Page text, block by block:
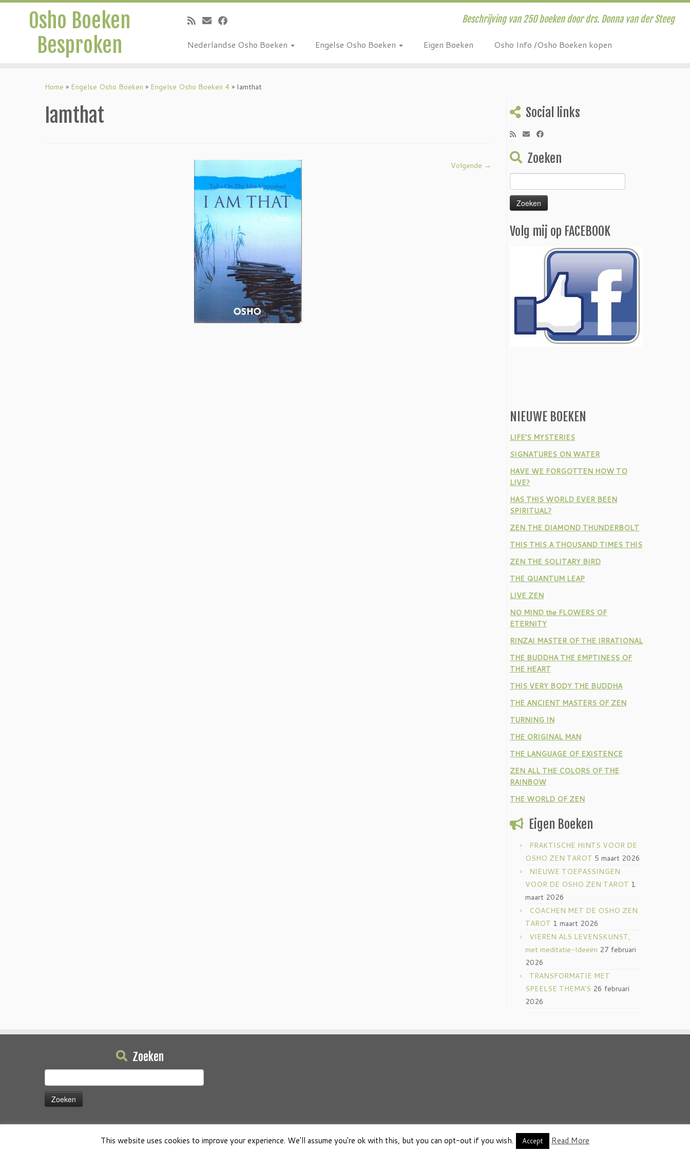
Osho Boeken
Besproken
Beschrijving van 250 boeken door drs. Donna van der Steeg
Nederlandse Osho Boeken Engelse Osho Boeken Eigen Boeken Osho Info /Osho Boeken kopen
Home » Engelse Osho Boeken » Engelse Osho Boeken 4 » Iamthat
Iamthat
Volgende →
Social links
Zoeken
naar:
Volg mij op FACEBOOK
NIEUWE BOEKEN
LIFE’S MYSTERIES
SIGNATURES ON WATER
HAVE WE FORGOTTEN HOW TO
LIVE?
HAS THIS WORLD EVER BEEN
SPIRITUAL?
ZEN THE DIAMOND THUNDERBOLT
THIS THIS A THOUSAND TIMES THIS
ZEN THE SOLITARY BIRD
THE QUANTUM LEAP
LIVE ZEN
NO MIND the FLOWERS OF
ETERNITY
RINZAI MASTER OF THE IRRATIONAL
THE BUDDHA THE EMPTINESS OF
THE HEART
THIS VERY BODY THE BUDDHA
THE ANCIENT MASTERS OF ZEN
TURNING IN
THE ORIGINAL MAN
THE LANGUAGE OF EXISTENCE
ZEN ALL THE COLORS OF THE
RAINBOW
THE WORLD OF ZEN
Eigen Boeken
PRAKTISCHE HINTS VOOR DE
OSHO ZEN TAROT 5 maart 2026
NIEUWE TOEPASSINGEN
VOOR DE OSHO ZEN TAROT 1
maart 2026
COACHEN MET DE OSHO ZEN
TAROT 1 maart 2026
VIEREN ALS LEVENSKUNST,
met meditatie-Ideeën 27 februari
2026
TRANSFORMATIE MET
SPEELSE THEMA’S 26 februari
2026
Zoeken
naar:
·© 2026 Osho Boeken Besproken·Aangeboden door ·Ontworpen met deCustomizr thema ·
This website uses cookies to improve your experience. We'll assume you're ok with this, but you can opt-out if you wish. Accept Read More